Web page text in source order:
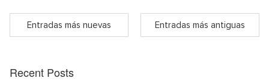
Entradas más nuevas Entradas más antiguas
Recent Posts